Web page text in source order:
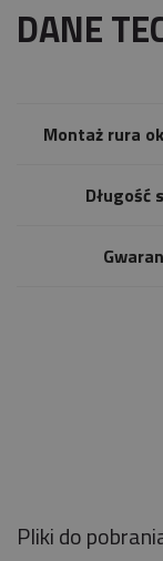
DANE
Montaż rura
Długość
Pliki do